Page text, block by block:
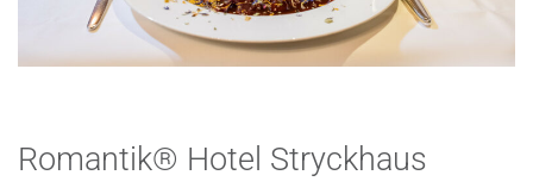
Romantik® Hotel Stryckhaus